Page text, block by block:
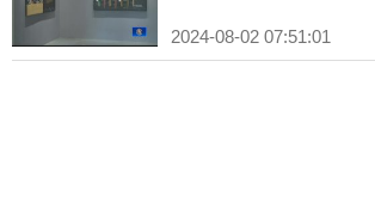
2024-08-02 07:51:01